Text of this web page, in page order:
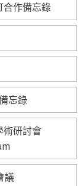
作備忘錄
忘錄
術研討會
議